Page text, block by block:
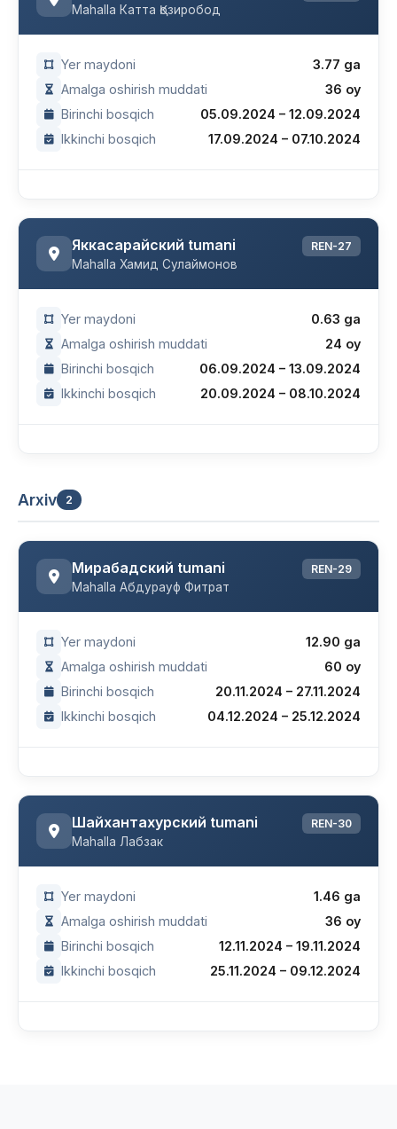
Mahalla Катта Қозиробод
Yer maydoni
3.77 ga
Amalga oshirish muddati
36 oy
Birinchi bosqich
05.09.2024 – 12.09.2024
Ikkinchi bosqich
17.09.2024 – 07.10.2024
Яккасарайский tumani
Mahalla Хамид Сулаймонов
REN-27
Yer maydoni
0.63 ga
Amalga oshirish muddati
24 oy
Birinchi bosqich
06.09.2024 – 13.09.2024
Ikkinchi bosqich
20.09.2024 – 08.10.2024
Arxiv 2
Мирабадский tumani
Mahalla Абдурауф Фитрат
REN-29
Yer maydoni
12.90 ga
Amalga oshirish muddati
60 oy
Birinchi bosqich
20.11.2024 – 27.11.2024
Ikkinchi bosqich
04.12.2024 – 25.12.2024
Шайхантахурский tumani
Mahalla Лабзак
REN-30
Yer maydoni
1.46 ga
Amalga oshirish muddati
36 oy
Birinchi bosqich
12.11.2024 – 19.11.2024
Ikkinchi bosqich
25.11.2024 – 09.12.2024